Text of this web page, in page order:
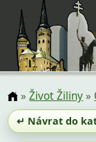
»Život Žiliny»
↵ Návrat do